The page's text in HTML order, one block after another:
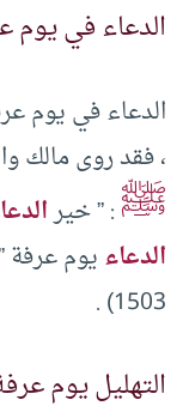
الدعاء في يوم
الدعاء في يوم
، فقد روى مالك
ﷺ: ” خير
الدعاءيوم عرفة
1503) .
التهليل يوم